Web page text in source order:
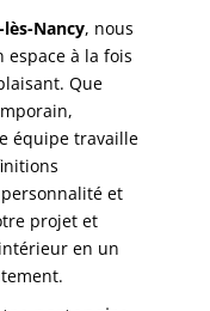
Nancy, nous
espace à la fois
Que
équipe travaille
et
projet et
en un